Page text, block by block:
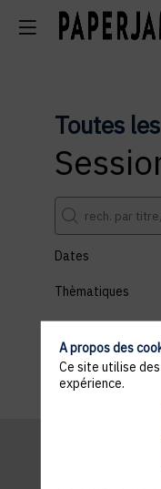
Toutes les
Dates
Thèmatiques
Effacer tous les
A propos des
Ce site utilise
expérience.